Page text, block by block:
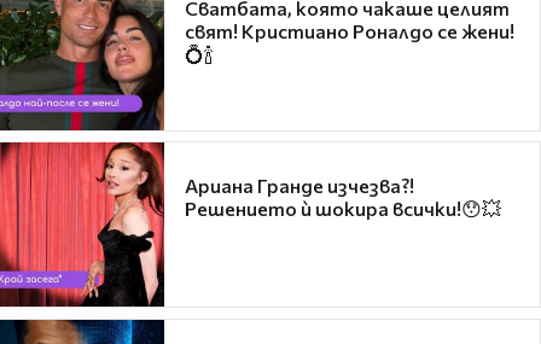
Сватбата, която чакаше целият
свят! Кристиано Роналдо се жени!
💍🍾
Ариана Гранде изчезва?!
Решението ѝ шокира всички!😯💥